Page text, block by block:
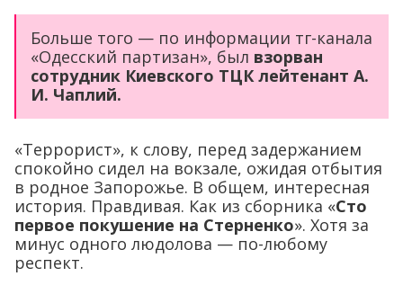
Больше того — по информации тг-канала
«Одесский партизан», был взорван
сотрудник Киевского ТЦК лейтенант А.
И. Чаплий.
«Террорист», к слову, перед задержанием
спокойно сидел на вокзале, ожидая отбытия
в родное Запорожье. В общем, интересная
история. Правдивая. Как из сборника «Сто
первое покушение на Стерненко». Хотя за
минус одного людолова — по-любому
респект.